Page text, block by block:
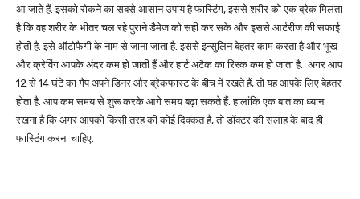
आ जाते हैं. इसको रोकने का सबसे आसान उपाय है फास्टिंग, इससे शरीर को एक ब्रेक मिलता
है कि वह शरीर के भीतर चल रहे पुराने डैमेज को सही कर सके और इससे आर्टरीज की सफाई
होती है. इसे ऑटोफैगी के नाम से जाना जाता है. इससे इन्सुलिन बेहतर काम करता है और भूख
और क्रेविंग आपके अंदर कम हो जाती हैं और हार्ट अटैक का रिस्क कम हो जाता है. अगर आप
12 से 14 घंटे का गैप अपने डिनर और ब्रेकफास्ट के बीच में रखते हैं, तो यह आपके लिए बेहतर
होता है. आप कम समय से शुरू करके आगे समय बढ़ा सकते हैं. हालांकि एक बात का ध्यान
रखना है कि अगर आपको किसी तरह की कोई दिक्कत है, तो डॉक्टर की सलाह के बाद ही
फास्टिंग करना चाहिए.